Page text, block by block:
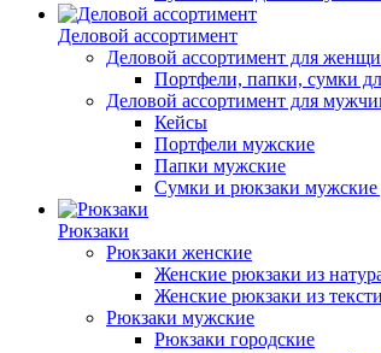
Деловой ассортимент
Деловой ассортимент для
Портфели, папки, сумки
Деловой ассортимент для
Кейсы
Портфели мужские
Папки мужские
Сумки и рюкзаки мужские
Рюкзаки
Рюкзаки женские
Женские рюкзаки из
Женские рюкзаки из
Рюкзаки мужские
Рюкзаки городские